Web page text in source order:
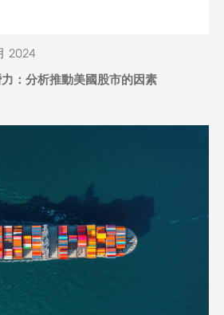
2024
：分析推動美國股市的因素